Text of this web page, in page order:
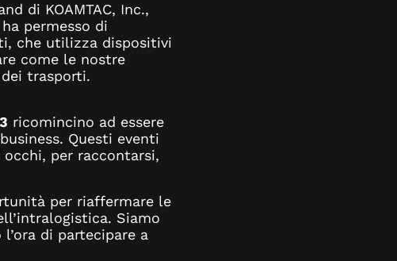
di KOAMTAC, Inc.,
permesso di
che utilizza dispositivi
come le nostre
trasporti.
ricomincino ad essere
Questi eventi
per raccontarsi,
per riaffermare le
Siamo
di partecipare a